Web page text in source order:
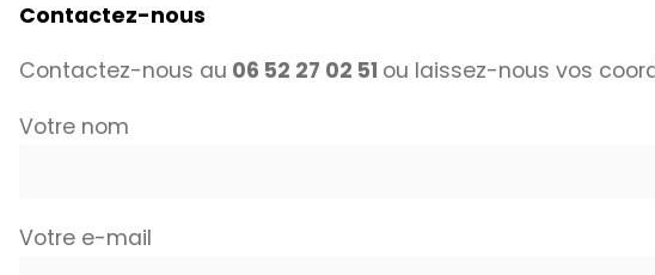
Contactez-nous
Contactez-nous au 06 52 27 02 51 ou laissez-nous vos
Votre nom
Votre e-mail